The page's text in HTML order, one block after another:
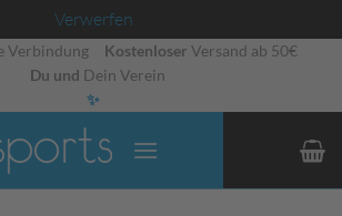
Verwerfen
Verbindung Kostenloser Versand ab 50€
Du und Dein Verein
✨